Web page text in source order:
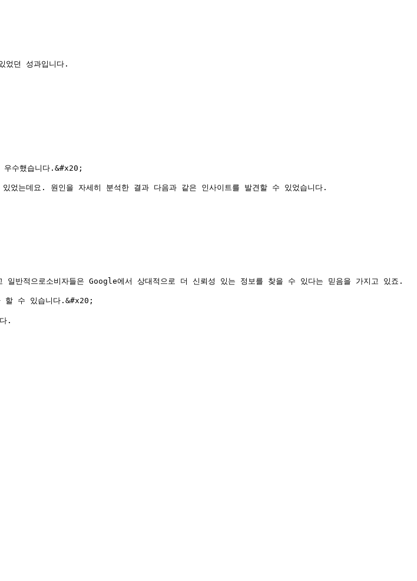
던 성과입니다.
수했습니다.&#x20;
었는데요. 원인을 자세히 분석한 결과 다음과 같은 인사이트를 발견할 수 있었습니다.
반적으로소비자들은 Google에서 상대적으로 더 신뢰성 있는 정보를 찾을 수 있다는 믿음을 가지고 있죠.
할 수 있습니다.&#x20;
.